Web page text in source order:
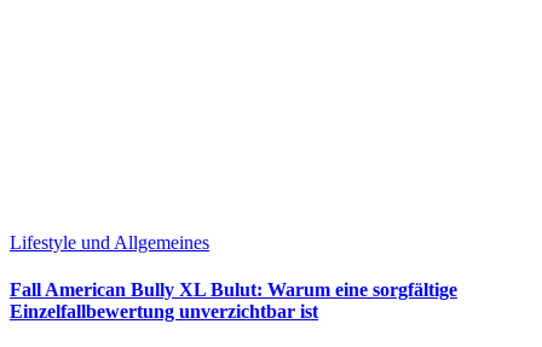
Lifestyle und Allgemeines
Fall American Bully XL Bulut: Warum eine sorgfältige
Einzelfallbewertung unverzichtbar ist